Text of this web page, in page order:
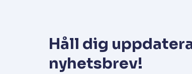
Håll dig
nyhetsbrev!